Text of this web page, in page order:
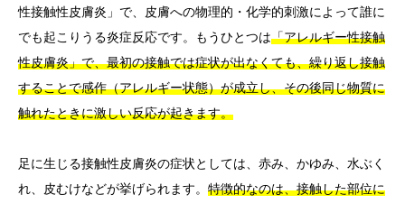
性接触性皮膚炎」で、皮膚への物理的・化学的刺激によって誰に
でも起こりうる炎症反応です。もうひとつは「アレルギー性接触
性皮膚炎」で、最初の接触では症状が出なくても、繰り返し接触
することで感作（アレルギー状態）が成立し、その後同じ物質に
触れたときに激しい反応が起きます。
足に生じる接触性皮膚炎の症状としては、赤み、かゆみ、水ぶく
れ、皮むけなどが挙げられます。 特徴的なのは、接触した部位に